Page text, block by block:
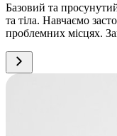
Базовий та
та тіла. Навчаємо
проблемних місцях.